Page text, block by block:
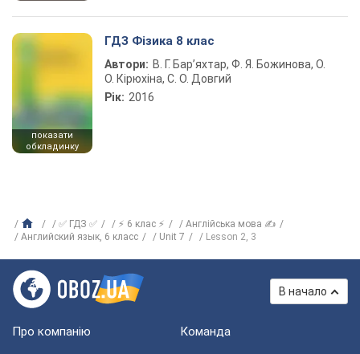
показати
обкладинку
ГДЗ Фізика 8 клас
Автори: В. Г. Бар’яхтар, Ф. Я. Божинова, О.
О. Кірюхіна, С. О. Довгий
Рік: 2016
✅ ГДЗ ✅ ⚡ 6 клас ⚡
Англійська мова ✍
Английский язык, 6 класс
Unit 7 Lesson 2, 3
В начало
Про компанію Команда